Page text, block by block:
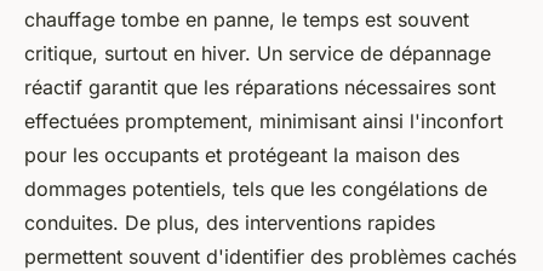
chauffage tombe en panne, le temps est souvent
critique, surtout en hiver. Un service de dépannage
réactif garantit que les réparations nécessaires sont
effectuées promptement, minimisant ainsi l'inconfort
pour les occupants et protégeant la maison des
dommages potentiels, tels que les congélations de
conduites. De plus, des interventions rapides
permettent souvent d'identifier des problèmes cachés